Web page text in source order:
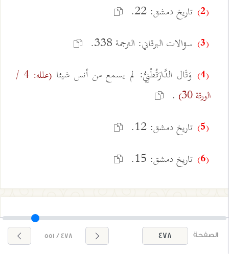
(2) تاريخ دمشق: 22.
(3) سؤالات البرقاني: الترجمة 338.
(4) وَقَال الدَّارَقُطْنِيُّ: لم يسمع من أنس شيئا
(علله: 4 /
الورقة 30)
.
(5) تاريخ دمشق: 12.
(6) تاريخ دمشق: 15.
قالوا: هذا عاصم، فأتيته، فدنوت منه، فلما تكلم قلت:
حق لأبي إسحاق: أن يقول ما قال.
الصفحة 478 / 551